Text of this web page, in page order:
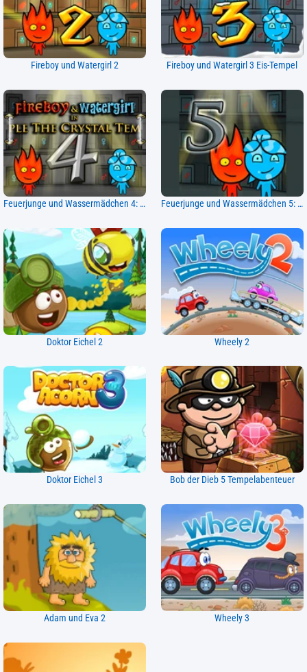
Fireboy und Watergirl 2 Fireboy und Watergirl 3 Eis-Tempel
Feuerjunge und Wassermädchen 4: Kristalltempel Feuerjunge und Wassermädchen 5: Elemente
Doktor Eichel 2 Wheely 2
Doktor Eichel 3 Bob der Dieb 5 Tempelabenteuer
Adam und Eva 2 Wheely 3